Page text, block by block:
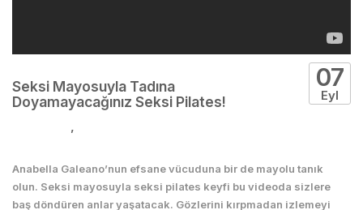
Seksi Mayosuyla Tadına
Doyamayacağınız Seksi Pilates!
,
07
Eyl
Anabella Galeano’nun efsane vücuduna bir de mayolu tanık
olun. Seksi mayosuyla seksi pilates keyfi bu videoda sizlere
baş döndüren anlar yaşatacak. Gözlerini kırpmadan izlemeyi